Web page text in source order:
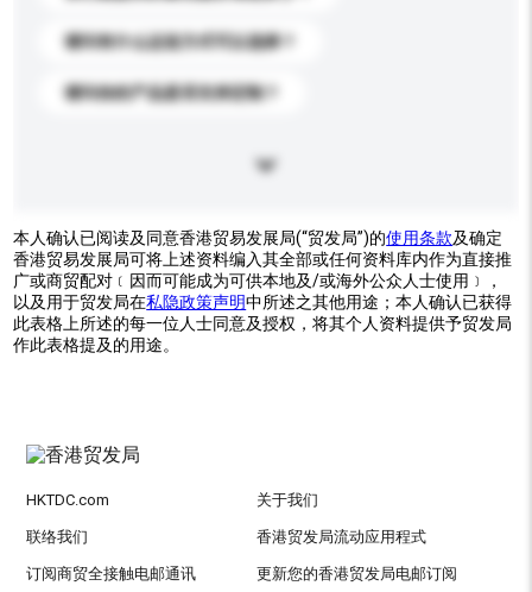
请问有什么运送方式可以选择？
请问你的产品是否支持定制？
本人确认已阅读及同意香港贸易发展局(“贸发局”)的使用条款及确定
香港贸易发展局可将上述资料编入其全部或任何资料库内作为直接推
广或商贸配对﹝因而可能成为可供本地及/或海外公众人士使用﹞，
以及用于贸发局在私隐政策声明中所述之其他用途；本人确认已获得
此表格上所述的每一位人士同意及授权，将其个人资料提供予贸发局
作此表格提及的用途。
HKTDC.com 关于我们
联络我们 香港贸发局流动应用程式
订阅商贸全接触电邮通讯 更新您的香港贸发局电邮订阅